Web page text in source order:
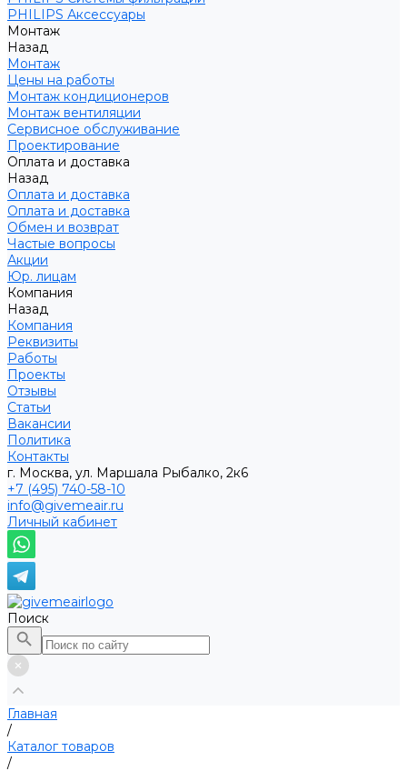
PHILIPS Аксессуары
Монтаж
Назад
Монтаж
Цены на работы
Монтаж кондиционеров
Монтаж вентиляции
Сервисное обслуживание
Проектирование
Оплата и доставка
Назад
Оплата и доставка
Оплата и доставка
Обмен и возврат
Частые вопросы
Акции
Юр. лицам
Компания
Назад
Компания
Реквизиты
Работы
Проекты
Отзывы
Статьи
Вакансии
Политика
Контакты
г. Москва, ул. Маршала Рыбалко, 2к6
+7 (495) 740-58-10
info@givemeair.ru
Личный кабинет
Поиск
Главная
/
Каталог товаров
/